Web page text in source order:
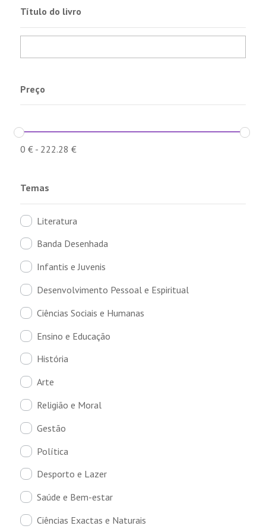
Título do livro
Preço
0 €- 222.28 €
Temas
Literatura
Banda Desenhada
Infantis e Juvenis
Desenvolvimento Pessoal e Espiritual
Ciências Sociais e Humanas
Ensino e Educação
História
Arte
Religião e Moral
Gestão
Política
Desporto e Lazer
Saúde e Bem-estar
Ciências Exactas e Naturais